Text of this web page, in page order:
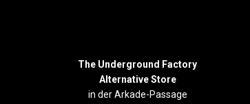
The Underground Factory
Alternative Store
in der Arkade-Passage